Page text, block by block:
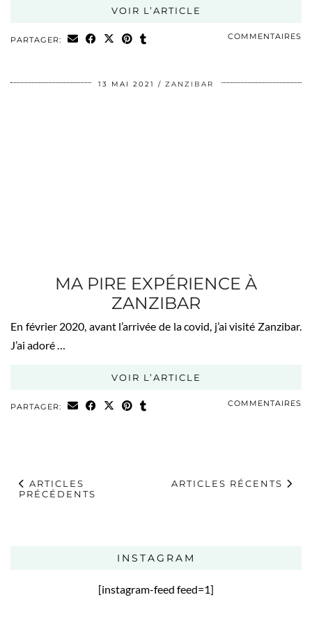
VOIR L’ARTICLE
PARTAGER: COMMENTAIRES
13 MAI 2021 ZANZIBAR
MA PIRE EXPÉRIENCE À
ZANZIBAR
En février 2020, avant l’arrivée de la covid, j’ai visité Zanzibar.
J’ai adoré …
VOIR L’ARTICLE
PARTAGER: COMMENTAIRES
ARTICLES
PRÉCÉDENTS
ARTICLES RÉCENTS
INSTAGRAM
[instagram-feed feed=1]